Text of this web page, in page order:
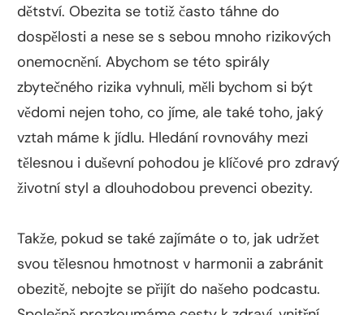
dětství. Obezita se totiž často táhne do
dospělosti a nese se s sebou mnoho rizikových
onemocnění. Abychom se této spirály
zbytečného rizika vyhnuli, měli bychom si být
vědomi nejen toho, co jíme, ale také toho, jaký
vztah máme k jídlu. Hledání rovnováhy mezi
tělesnou i duševní pohodou je klíčové pro zdravý
životní styl a dlouhodobou prevenci obezity.
Takže, pokud se také zajímáte o to, jak udržet
svou tělesnou hmotnost v harmonii a zabránit
obezitě, nebojte se přijít do našeho podcastu.